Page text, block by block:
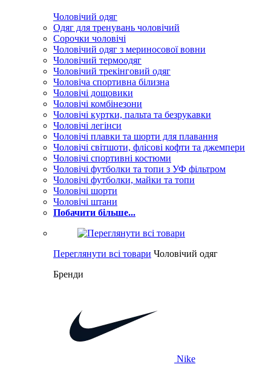
Чоловічий одяг
Одяг для тренувань чоловічий
Сорочки чоловічі
Чоловічий одяг з мериносової вовни
Чоловічий термоодяг
Чоловічий трекінговий одяг
Чоловіча спортивна білизна
Чоловічі дощовики
Чоловічі комбінезони
Чоловічі куртки, пальта та безрукавки
Чоловічі легінси
Чоловічі плавки та шорти для плавання
Чоловічі світшоти, флісові кофти та джемпери
Чоловічі спортивні костюми
Чоловічі футболки та топи з УФ фільтром
Чоловічі футболки, майки та топи
Чоловічі шорти
Чоловічі штани
Побачити більше...
Переглянути всі товари Чоловічий одяг
Бренди
Nike